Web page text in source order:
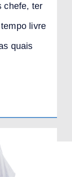
chefe, ter
livre
quais